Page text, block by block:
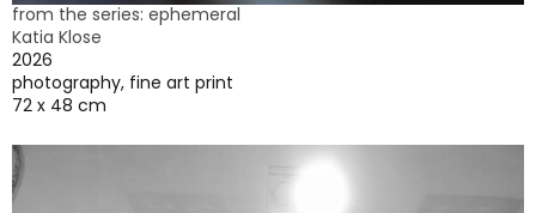
from the series: ephemeral
Katia Klose
2026
photography, fine art print
72 x 48 cm